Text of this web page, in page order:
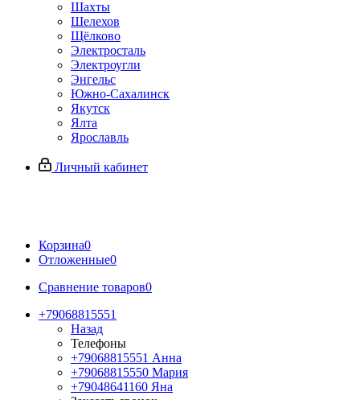
Шахты
Шелехов
Щёлково
Электросталь
Электроугли
Энгельс
Южно-Сахалинск
Якутск
Ялта
Ярославль
Личный кабинет
Корзина0
Отложенные0
Сравнение товаров0
+79068815551
Назад
Телефоны
+79068815551 Анна
+79068815550 Мария
+79048641160 Яна